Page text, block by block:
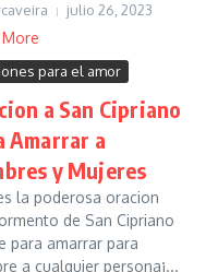
julio 26, 2023
para el amor
a San Cipriano
Amarrar a
y Mujeres
la poderosa oracion
de San Cipriano
para amarrar para
a cualquier persona¡...